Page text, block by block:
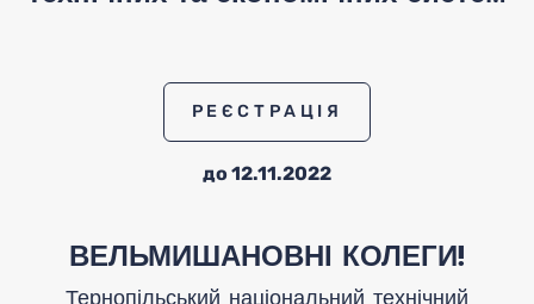
РЕЄСТРАЦІЯ
до 12.11.2022
ВЕЛЬМИШАНОВНІ КОЛЕГИ!